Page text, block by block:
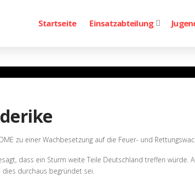
Startseite Einsatzabteilung
zu einer Wachbesetzung auf die Feuer- und
dass ein Sturm weite Teile Deutschland treffen würde.
durchaus begründet sei.